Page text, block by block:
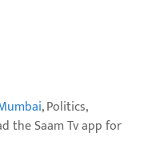
, Politics,
the Saam Tv app for